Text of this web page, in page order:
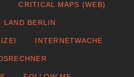
CRITICAL MAPS (WEB)
LAND BERLIN
INTERNETWACHE